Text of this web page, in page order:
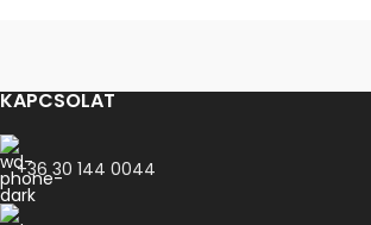
KAPCSOLAT
+36 30 144 0044